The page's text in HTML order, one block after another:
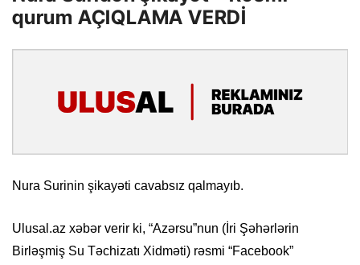
qurum AÇIQLAMA VERDİ
Nura Surinin şikayəti cavabsız qalmayıb.
Ulusal.az xəbər verir ki, “Azərsu”nun (İri Şəhərlərin
Birləşmiş Su Təchizatı Xidməti) rəsmi “Facebook”